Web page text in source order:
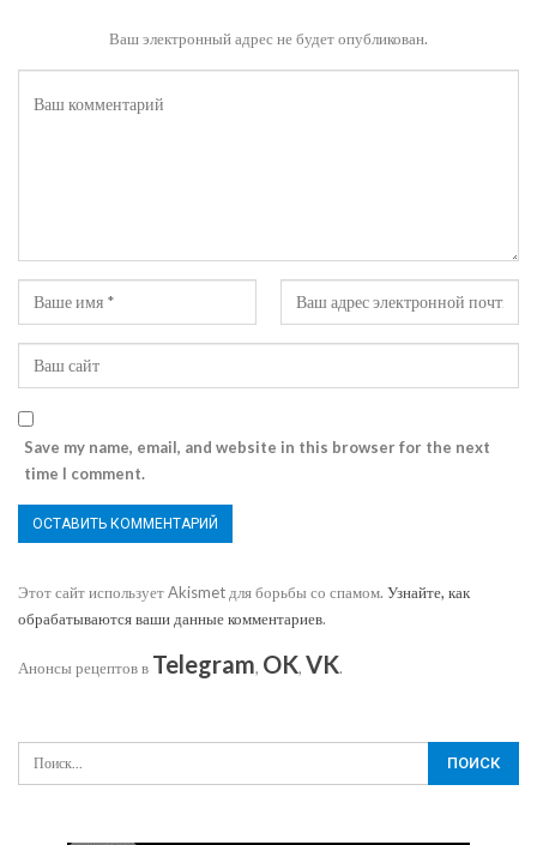
Ваш электронный адрес не будет опубликован.
Save my name, email, and website in this browser for the next
time I comment.
Этот сайт использует Akismet для борьбы со спамом. Узнайте, как
обрабатываются ваши данные комментариев.
Анонсы рецептов в Telegram, OK, VK.